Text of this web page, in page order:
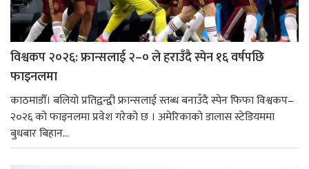
विश्वकप २०२६: फ्रान्सलाई २–० ले हराउँदै स्पेन १६ वर्षपछि
फाइनलमा
काठमाडौँ। बलियो प्रतिद्वन्द्वी फ्रान्सलाई स्तब्ध बनाउँदै स्पेन फिफा विश्वकप–
२०२६ को फाइनलमा प्रवेश गरेको छ । अमेरिकाको डालास स्टेडियममा
बुधबार बिहान...